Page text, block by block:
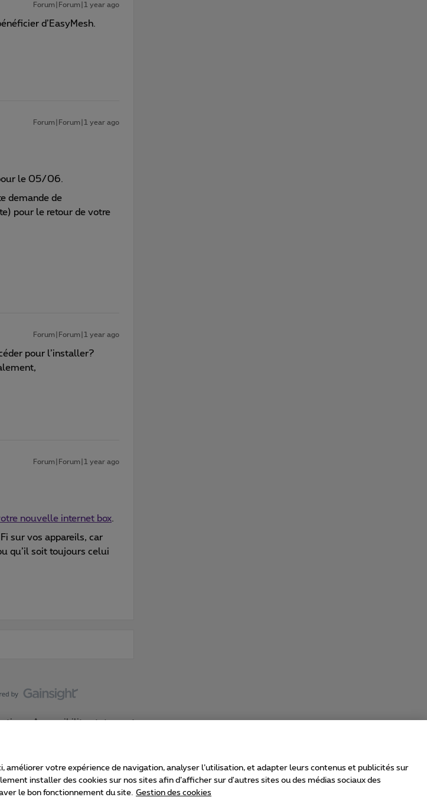
Forum|Forum|1 year ago
d’EasyMesh.
Forum|Forum|1 year ago
le 05/06.
demande de
pour le retour de votre
Forum|Forum|1 year ago
pour l’installer?
Forum|Forum|1 year ago
nouvelle internet box
sur vos appareils, car
qu’il soit toujours celui
Accessibility statement
votre expérience de navigation, analyser l’utilisation, et adapter leurs contenus et publicités sur
installer des cookies sur nos sites afin d’afficher sur d'autres sites ou des médias sociaux des
le bon fonctionnement du site. Gestion des cookies